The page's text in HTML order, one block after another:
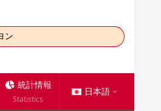
統計情報
Statistics
日本語